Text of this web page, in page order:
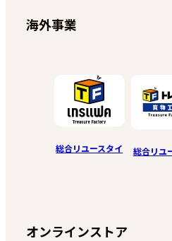
海外事業
総合リユースタイ 総合リユ
オンラインストア